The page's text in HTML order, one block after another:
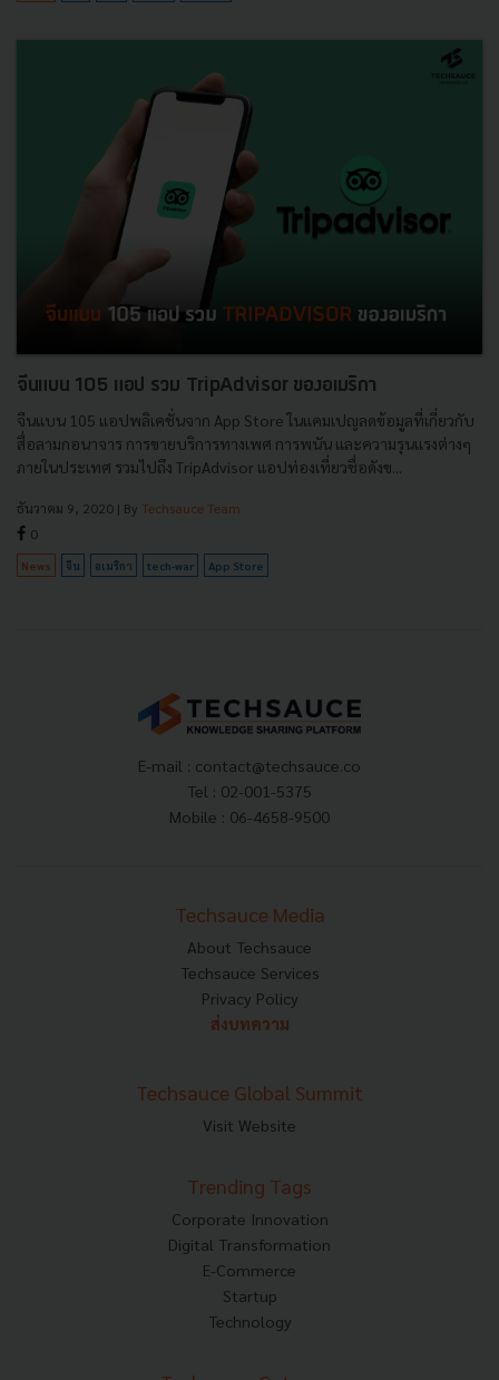
จีนแบน 105 แอป รวม TripAdvisor ของอเมริกา
จีนแบน 105 แอปพลิเคชั่นจาก App Store ในแคมเปญลดข้อมูลที่เกี่ยวกับ
สื่อลามกอนาจาร การขายบริการทางเพศ การพนัน และความรุนแรงต่างๆ
ภายในประเทศ รวมไปถึง TripAdvisor แอปท่องเที่ยวชื่อดังข...
ธันวาคม 9, 2020 | By Techsauce Team
0
News จีน อเมริกา tech-war App Store
E-mail : contact@techsauce.co
Tel : 02-001-5375
Mobile : 06-4658-9500
Techsauce Media
About Techsauce
Techsauce Services
Privacy Policy
ส่งบทความ
Techsauce Global Summit
Visit Website
Trending Tags
Corporate Innovation
Digital Transformation
E-Commerce
Startup
Technology